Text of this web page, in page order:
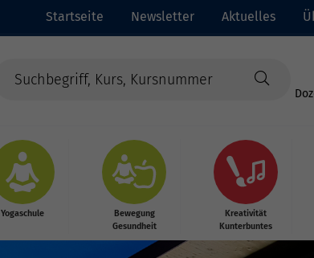
Startseite Newsletter Aktuelles
Yogaschule
Bewegung
Gesundheit
Kreativität
Kunterbuntes